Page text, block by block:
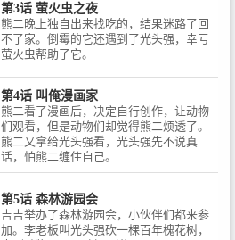
第3话 萤火虫之夜
熊二晚上独自出来找吃的，结果迷路了回
不了家。倒霉的它还遇到了光头强，幸亏
萤火虫帮助了它。
第4话 叫俺漫画家
熊二看了漫画后，决定自行创作，让动物
们观看，但是动物们却觉得熊二烦透了。
熊二又拿给光头强看，光头强先不说真
话，怕熊二缠住自己。
第5话 森林游园会
吉吉举办了森林游园会，小伙伴们都来参
加。李老板叫光头强砍一棵百年槐花树，